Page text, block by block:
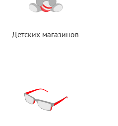
Детских магазинов